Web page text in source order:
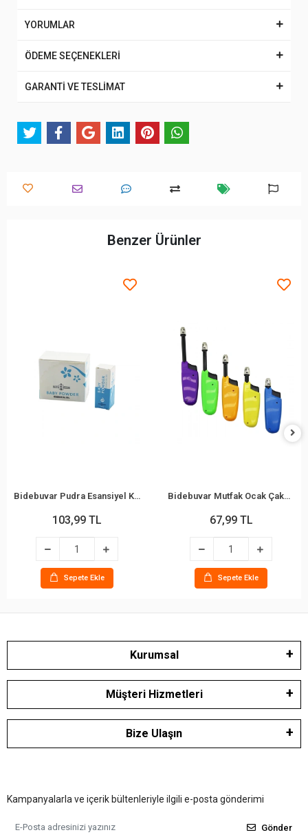
YORUMLAR
ÖDEME SEÇENEKLERİ
GARANTİ VE TESLİMAT
Benzer Ürünler
Bidebuvar Pudra Esansiyel Koku - 10 ml - Esans Yağ
103,99 TL
Sepete Ekle
Bidebuvar Mutfak Ocak Çakmağı - Teleskopik Başlık - Renkli
67,99 TL
Sepete Ekle
Kurumsal
Müşteri Hizmetleri
Bize Ulaşın
Kampanyalarla ve içerik bültenleriyle ilgili e-posta gönderimi
Gönder